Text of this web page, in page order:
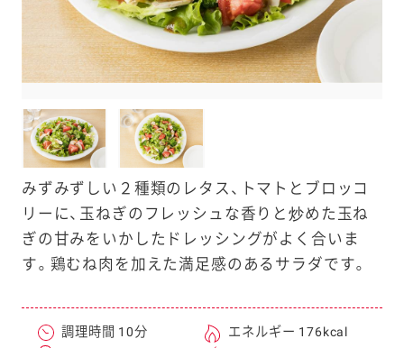
みずみずしい２種類のレタス、トマトとブロッコ
リーに、玉ねぎのフレッシュな香りと炒めた玉ね
ぎの甘みをいかしたドレッシングがよく合いま
す。鶏むね肉を加えた満足感のあるサラダです。
調理時間 10分
エネルギー 176kcal